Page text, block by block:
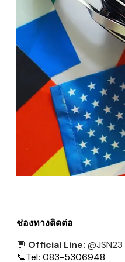
ช่องทางติดต่อ
💬 Official Line: @JSN23
📞Tel: 083-5306948